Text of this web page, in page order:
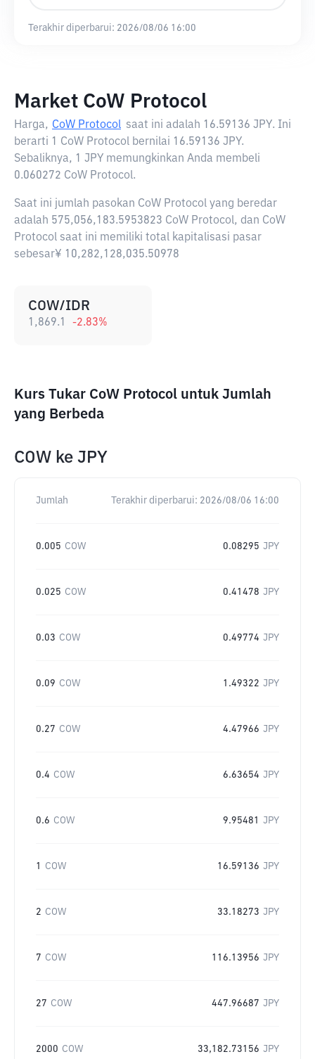
Terakhir diperbarui: 2026/08/06 16:00
Market CoW Protocol
Harga, CoW Protocol saat ini adalah 16.59136 JPY. Ini
berarti 1 CoW Protocol bernilai 16.59136 JPY.
Sebaliknya, 1 JPY memungkinkan Anda membeli
0.060272 CoW Protocol.
Saat ini jumlah pasokan CoW Protocol yang beredar
adalah 575,056,183.5953823 CoW Protocol, dan CoW
Protocol saat ini memiliki total kapitalisasi pasar
sebesar¥ 10,282,128,035.50978
COW/IDR
1,869.1 -2.83%
Kurs Tukar CoW Protocol untuk Jumlah
yang Berbeda
COW ke JPY
Jumlah Terakhir diperbarui: 2026/08/06 16:00
0.005 COW 0.08295 JPY
0.025 COW 0.41478 JPY
0.03 COW 0.49774 JPY
0.09 COW 1.49322 JPY
0.27 COW 4.47966 JPY
0.4 COW 6.63654 JPY
0.6 COW 9.95481 JPY
1 COW 16.59136 JPY
2 COW 33.18273 JPY
7 COW 116.13956 JPY
27 COW 447.96687 JPY
2000 COW 33,182.73156 JPY